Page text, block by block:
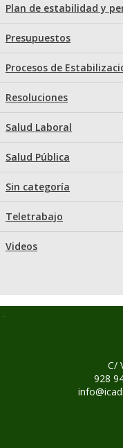
Plan de estabilidad y
Presupuestos
Procesos de
Resoluciones
Salud Laboral
Salud Pública
Sin categoría
Teletrabajo
Videos
C/
928